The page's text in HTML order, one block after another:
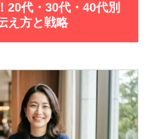
20代・30代・40代別
え方と戦略